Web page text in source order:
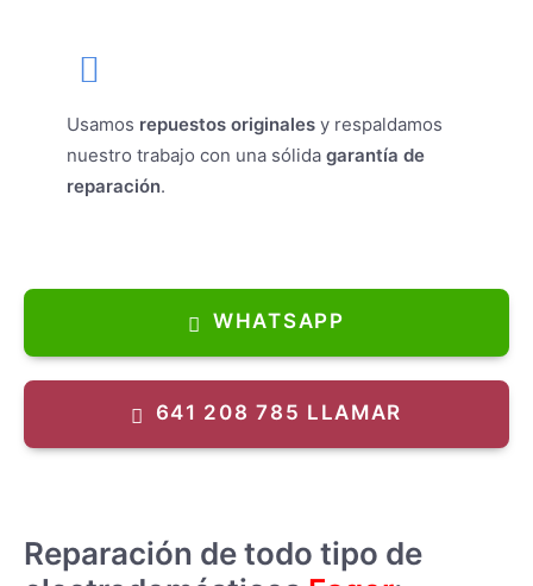
Usamos repuestos originales y respaldamos
nuestro trabajo con una sólida garantía de
reparación.
WHATSAPP
641 208 785 LLAMAR
Reparación de todo tipo de